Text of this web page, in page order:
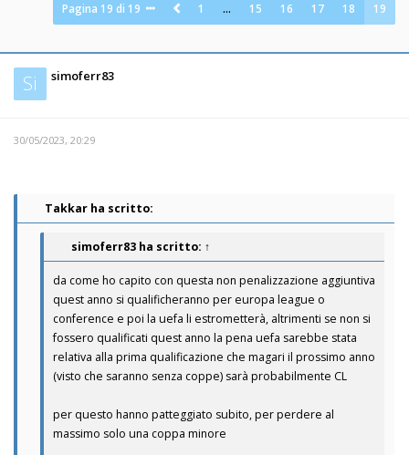
Pagina19 di19 1 … 15 16 17 18 19
Si simoferr83
30/05/2023, 20:29
Takkar ha scritto:
simoferr83 ha scritto: ↑
da come ho capito con questa non penalizzazione aggiuntiva
quest anno si qualificheranno per europa league o
conference e poi la uefa li estrometterà, altrimenti se non si
fossero qualificati quest anno la pena uefa sarebbe stata
relativa alla prima qualificazione che magari il prossimo anno
(visto che saranno senza coppe) sarà probabilmente CL
per questo hanno patteggiato subito, per perdere al
massimo solo una coppa minore